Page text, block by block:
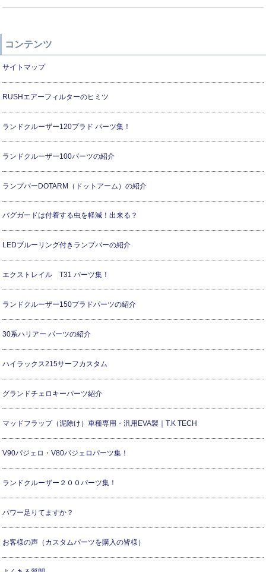
コンテンツ
サイトマップ
RUSHエアーフィルターのヒミツ
ランドクルーザー120プラド パーツ集！
ランドクルーザー100パーツの紹介
ランプバーDOTARM（ドットアーム）の紹介
バグガードは付着する虫を軽減！出来る？
LEDブルーリング付きランプバーの紹介
エクストレイル T31 パーツ集！
ランドクルーザー150プラドパーツの紹介
30系ハリアー パーツの紹介
ハイラックス215サーフカスタム
グランドチェロキーパーツ紹介
マッドフラップ（泥除け）車種専用・汎用EVA製｜T.K TECH
V90パジェロ・V80パジェロパーツ集！
ランドクルーザー２００パーツ集！
パワー足りてますか？
お客様の声（カスタムパーツを購入の皆様）